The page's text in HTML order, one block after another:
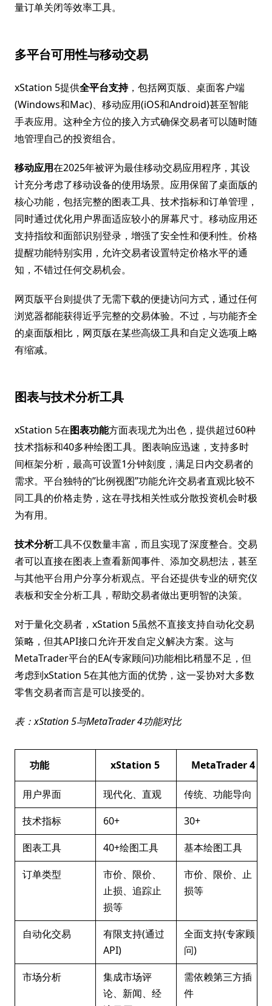
量订单关闭等效率工具。
多平台可用性与移动交易
xStation 5提供全平台支持，包括网页版、桌面客户端
(Windows和Mac)、移动应用(iOS和Android)甚至智能
手表应用。这种全方位的接入方式确保交易者可以随时随
地管理自己的投资组合。
移动应用在2025年被评为最佳移动交易应用程序，其设
计充分考虑了移动设备的使用场景。应用保留了桌面版的
核心功能，包括完整的图表工具、技术指标和订单管理，
同时通过优化用户界面适应较小的屏幕尺寸。移动应用还
支持指纹和面部识别登录，增强了安全性和便利性。价格
提醒功能特别实用，允许交易者设置特定价格水平的通
知，不错过任何交易机会。
网页版平台则提供了无需下载的便捷访问方式，通过任何
浏览器都能获得近乎完整的交易体验。不过，与功能齐全
的桌面版相比，网页版在某些高级工具和自定义选项上略
有缩减。
图表与技术分析工具
xStation 5在图表功能方面表现尤为出色，提供超过60种
技术指标和40多种绘图工具。图表响应迅速，支持多时
间框架分析，最高可设置1分钟刻度，满足日内交易者的
需求。平台独特的”比例视图”功能允许交易者直观比较不
同工具的价格走势，这在寻找相关性或分散投资机会时极
为有用。
技术分析工具不仅数量丰富，而且实现了深度整合。交易
者可以直接在图表上查看新闻事件、添加交易想法，甚至
与其他平台用户分享分析观点。平台还提供专业的研究仪
表板和安全分析工具，帮助交易者做出更明智的决策。
对于量化交易者，xStation 5虽然不直接支持自动化交易
策略，但其API接口允许开发自定义解决方案。这与
MetaTrader平台的EA(专家顾问)功能相比稍显不足，但
考虑到xStation 5在其他方面的优势，这一妥协对大多数
零售交易者而言是可以接受的。
表：xStation 5与MetaTrader 4功能对比
功能 xStation 5 MetaTrader 4
用户界面 现代化、直观
传统、功能导向
技术指标
60+
30+
图表工具
40+绘图工具
基本绘图工具
订单类型
市价、限价、
止损、追踪止
损等
市价、限价、止
损等
自动化交易
有限支持(通过
API)
全面支持(专家顾
问)
市场分析
集成市场评
论、新闻、经
需依赖第三方插
件